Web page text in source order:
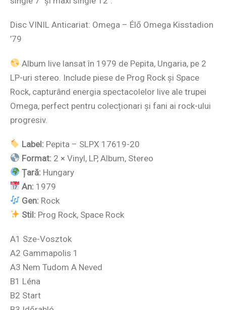
Disc VINIL Anticariat: Omega – Élő Omega Kisstadion
’79
Album live lansat în 1979 de Pepita, Ungaria, pe 2
LP-uri stereo. Include piese de Prog Rock și Space
Rock, capturând energia spectacolelor live ale trupei
Omega, perfect pentru colecționari și fani ai rock-ului
progresiv.
Label: Pepita – SLPX 17619-20
Format: 2 × Vinyl, LP, Album, Stereo
Țară: Hungary
An: 1979
Gen: Rock
Stil: Prog Rock, Space Rock
A1 Sze-Vosztok
A2 Gammapolis 1
A3 Nem Tudom A Neved
B1 Léna
B2 Start